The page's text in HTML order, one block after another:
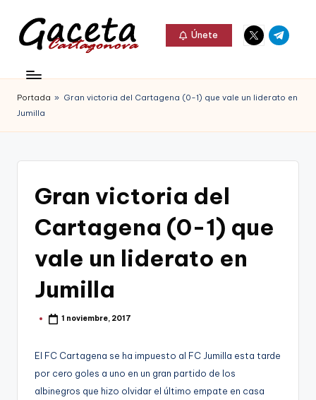
Saltar
contenido
c
e
t
Gaceta
Cartagonova,
La
que
Cartagena,
Únete
Elemento
del
Elemento
del
Portada » Gran victoria del Cartagena (0-1) que vale un liderato en
Jumilla
Gran victoria del
Cartagena (0-1) que
vale un liderato en
Jumilla
Publicado1 noviembre, 2017
El FC Cartagena se ha impuesto al FC Jumilla esta tarde
por cero goles a uno en un gran partido de los
albinegros que hizo olvidar el último empate en casa